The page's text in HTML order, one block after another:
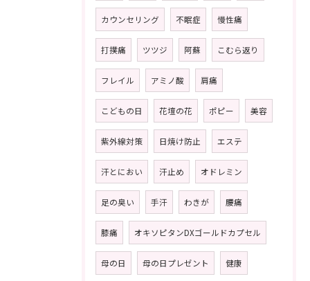
カウンセリング 不眠症 慢性痛
打撲痛 ツツジ 阿蘇 こむら返り
フレイル アミノ酸 肩痛
こどもの日 花壇の花 ポピー 美容
紫外線対策 日焼け防止 エステ
汗とにおい 汗止め オドレミン
足の臭い 手汗 わきが 腰痛
膝痛 オキソピタンDXゴールドカプセル
母の日 母の日プレゼント 健康